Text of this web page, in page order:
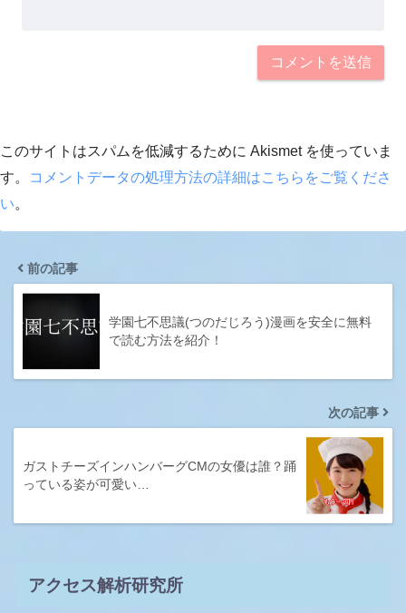
このサイトはスパムを低減するために Akismet を使っていま
す。
コメントデータの処理方法の詳細はこちらをご覧くださ
い。
前の記事
学園七不思議(つのだじろう)漫画を安全に無料
で読む方法を紹介！
次の記事
ガストチーズインハンバーグCMの女優は誰？踊
っている姿が可愛い…
アクセス解析研究所